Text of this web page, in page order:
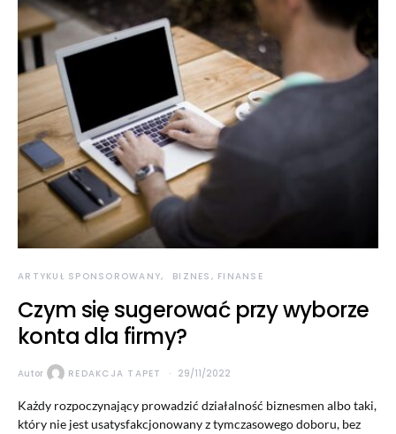
ARTYKUŁ SPONSOROWANY BIZNES, FINANSE
Czym się sugerować przy wyborze
konta dla firmy?
Autor REDAKCJA TAPET 29/11/2022
Każdy rozpoczynający prowadzić działalność biznesmen albo taki,
który nie jest usatysfakcjonowany z tymczasowego doboru, bez